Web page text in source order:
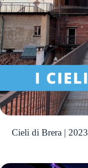
Cieli di Brera | 2023